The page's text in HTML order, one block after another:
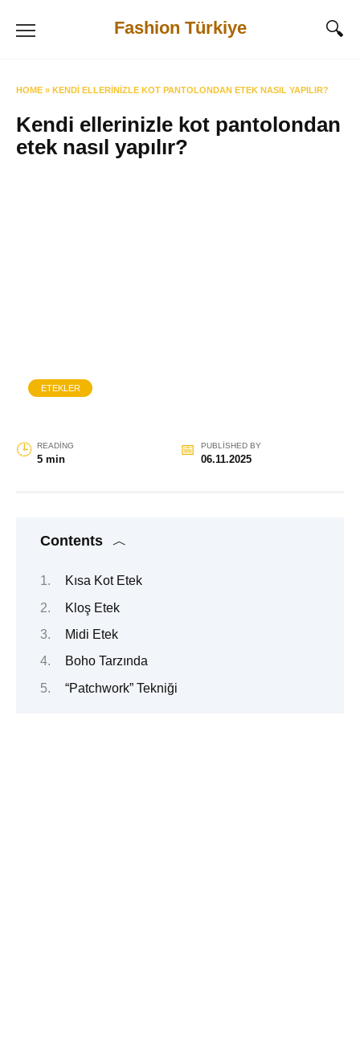
Fashion Türkiye
HOME » KENDI ELLERINIZLE KOT PANTOLONDAN ETEK NASIL YAPILIR?
Kendi ellerinizle kot pantolondan
etek nasıl yapılır?
ETEKLER
READING
5 min
PUBLISHED BY
06.11.2025
Contents
Kısa Kot Etek
Kloş Etek
Midi Etek
Boho Tarzında
“Patchwork” Tekniği